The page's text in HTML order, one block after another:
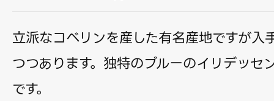
立派なコベリンを産した有名産地ですが入
つつあります。独特のブルーのイリデッセ
です。